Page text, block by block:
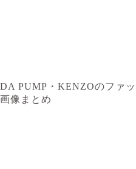
DA PUMP・KENZOのファ
画像まとめ